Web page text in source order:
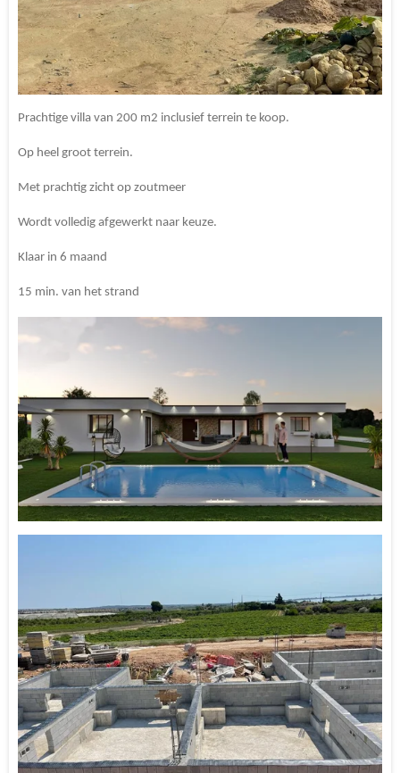
Prachtige villa van 200 m2 inclusief terrein te koop.
Op heel groot terrein.
Met prachtig zicht op zoutmeer
Wordt volledig afgewerkt naar keuze.
Klaar in 6 maand
15 min. van het strand